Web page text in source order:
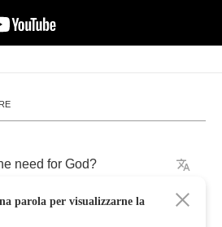
need for God?
parola per visualizzarne la